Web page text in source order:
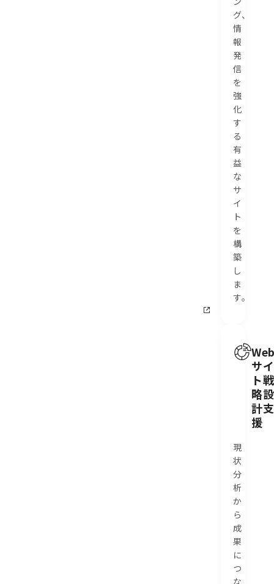
グ、
情
報
発
信
を
強
化
す
る
有
益
な
サ
イ
ト
を
構
築
し
ま
す。
サイ
ト戦
略設
計支
援
現
状
分
析
か
ら
成
果
に
つ